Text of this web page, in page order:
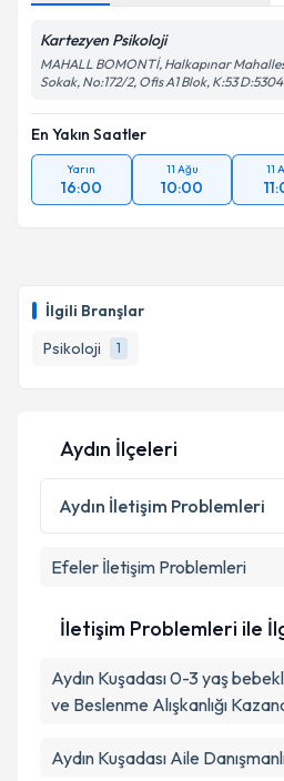
İlgili Branşlar
Psikoloji
1
Kartezyen Psikoloji
MAHALL BOMONTİ, Halkapınar
Sokak, No:172/2, Ofis A1 Blok, K:53 D:5304
En Yakın Saatler
Yarın
16:00
11 Ağu
10:00
11
Aydın İlçeleri
Aydın İletişim Problemleri
Efeler İletişim Problemleri
İletişim Problemleri ile
Aydın Kuşadası 0-3 yaş
ve Beslenme Alışkanlığı
Aydın Kuşadası Aile